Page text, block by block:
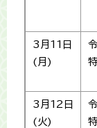
3月11日
(月)
3月12日
(火)